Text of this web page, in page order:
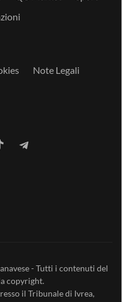
Note Legali
- Tutti i contenuti del
copyright.
il Tribunale di Ivrea,